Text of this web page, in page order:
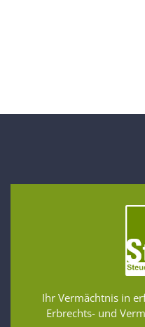
Ihr Vermächtnis in
Erbrechts- und